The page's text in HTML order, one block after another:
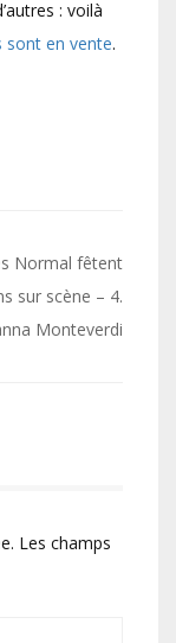
: voilà
sont en vente.
Normal fêtent
sur scène – 4.
Monteverdi
Les champs